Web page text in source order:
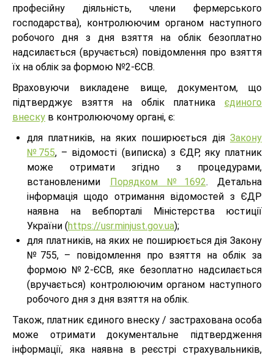
професійну діяльність, члени фермерського
господарства), контролюючим органом наступного
робочого дня з дня взяття на облік безоплатно
надсилається (вручається) повідомлення про взяття
їх на облік за формою №2-ЄСВ.
Враховуючи викладене вище, документом, що
підтверджує взяття на облік платника єдиного
внеску в контролюючому органі, є:
для платників, на яких поширюється дія Закону
№755, – відомості (виписка) з ЄДР, яку платник
може отримати згідно з процедурами,
встановленими Порядком №1692. Детальна
інформація щодо отримання відомостей з ЄДР
наявна на вебпорталі Міністерства юстиції
України (https://usr.minjust.gov.ua);
для платників, на яких не поширюється дія Закону
№755, – повідомлення про взяття на облік за
формою №2-ЄСВ, яке безоплатно надсилається
(вручається) контролюючим органом наступного
робочого дня з дня взяття на облік.
Також, платник єдиного внеску / застрахована особа
може отримати документальне підтвердження
інформації, яка наявна в реєстрі страхувальників,